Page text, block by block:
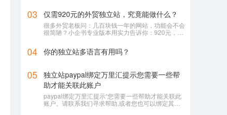
03 仅需920元的外贸独立站，究竟能做什么？
很多外贸老板问：几百块钱一年的网站，功能会不会
很简陋？小企书专业版本用实力告诉你：920元，足
04 你的独立站多语言有用吗？
05 独立站paypal绑定万里汇提示您需要一些帮
助才能关联此账户
paypal绑定万里汇提示“您需要一些帮助才能关联此
账户。请联系我们寻求帮助,或者您也可以绑定其它